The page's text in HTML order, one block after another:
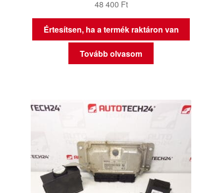
48 400 Ft
Értesítsen, ha a termék raktáron van
Tovább olvasom